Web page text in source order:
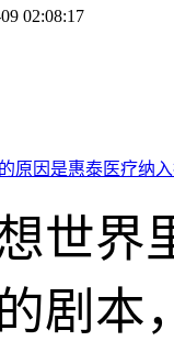
02:08:17
世界
剧本